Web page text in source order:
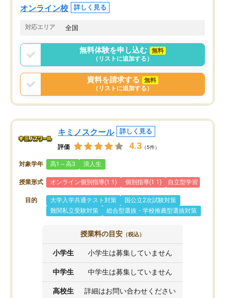
オンラインツールを使用した単語帳の
共有があり宿題もそちらで出される形
でした。
言う事で講師変更の申し出があり、あ
まりに短期での変更だった為、塾に通
う事にして退会しました。遅れも取り
戻せ、授業内容や講師の方は良かった
と思います。
オンライン校 詳しく見る
対応エリア 全国
無料体験を申し込む
無料
（リストに追加する）
資料を請求する
無料
（リストに追加する）
キミノスクール 詳しく見る
評価 4.3 （5件）
対象学年 高1～高3 浪人生
授業形式 オンライン個別指導(1:1) 個別指導(1:1) 自立型学習
目的 大学入学共通テスト対策
国公立2次試験対策
難関私立受験対策
総合型選抜・学校推薦型選抜対策
授業料の目安 （税込）
小学生 小学生は募集していません
中学生 中学生は募集していません
高校生 詳細はお問い合わせください